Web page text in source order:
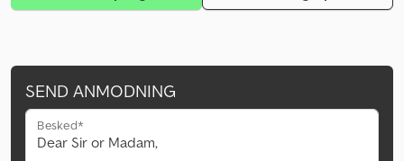
SEND ANMODNING
Besked*